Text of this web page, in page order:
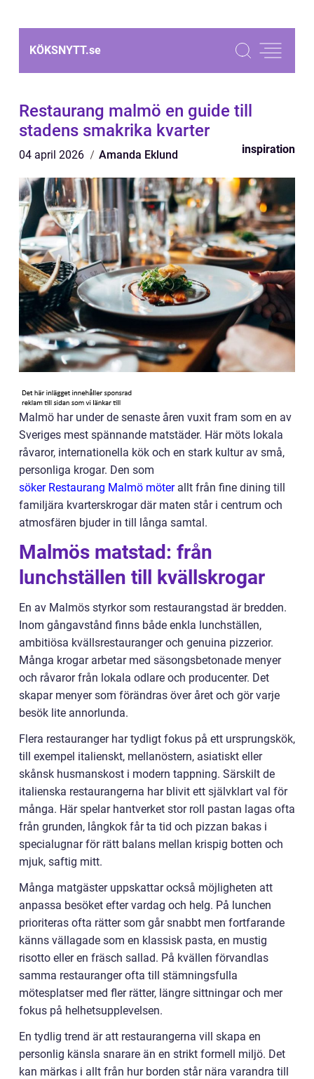
KÖKSNYTT.se
Restaurang malmö en guide till
stadens smakrika kvarter
04 april 2026 Amanda Eklund inspiration
Malmö har under de senaste åren vuxit fram som en av
Sveriges mest spännande matstäder. Här möts lokala
råvaror, internationella kök och en stark kultur av små,
personliga krogar. Den som
söker Restaurang Malmö möterallt från fine dining till
familjära kvarterskrogar där maten står i centrum och
atmosfären bjuder in till långa samtal.
Malmös matstad: från
lunchställen till kvällskrogar
En av Malmös styrkor som restaurangstad är bredden.
Inom gångavstånd finns både enkla lunchställen,
ambitiösa kvällsrestauranger och genuina pizzerior.
Många krogar arbetar med säsongsbetonade menyer
och råvaror från lokala odlare och producenter. Det
skapar menyer som förändras över året och gör varje
besök lite annorlunda.
Flera restauranger har tydligt fokus på ett ursprungskök,
till exempel italienskt, mellanöstern, asiatiskt eller
skånsk husmanskost i modern tappning. Särskilt de
italienska restaurangerna har blivit ett självklart val för
många. Här spelar hantverket stor roll pastan lagas ofta
från grunden, långkok får ta tid och pizzan bakas i
specialugnar för rätt balans mellan krispig botten och
mjuk, saftig mitt.
Många matgäster uppskattar också möjligheten att
anpassa besöket efter vardag och helg. På lunchen
prioriteras ofta rätter som går snabbt men fortfarande
känns vällagade som en klassisk pasta, en mustig
risotto eller en fräsch sallad. På kvällen förvandlas
samma restauranger ofta till stämningsfulla
mötesplatser med fler rätter, längre sittningar och mer
fokus på helhetsupplevelsen.
En tydlig trend är att restaurangerna vill skapa en
personlig känsla snarare än en strikt formell miljö. Det
kan märkas i allt från hur borden står nära varandra till